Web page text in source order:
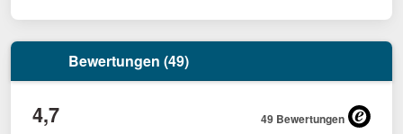
Bewertungen (49)
4,7 49 Bewertungen